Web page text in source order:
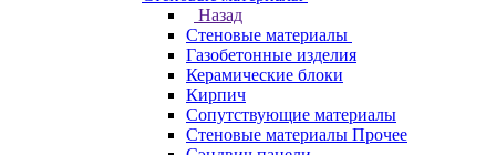
Назад
Стеновые материалы
Газобетонные изделия
Керамические блоки
Кирпич
Сопутствующие материалы
Стеновые материалы Прочее